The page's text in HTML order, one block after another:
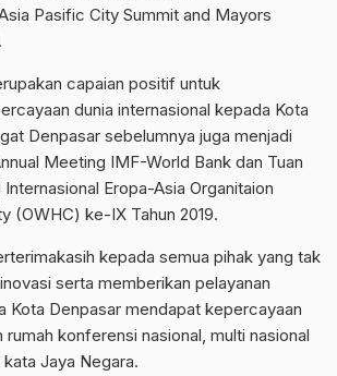
Pasific City Summit and Mayors
capaian positif untuk
dunia internasional kepada Kota
Denpasar sebelumnya juga menjadi
Meeting IMF-World Bank dan Tuan
Eropa-Asia Organitaion
(OWHC) ke-IX Tahun 2019.
kepada semua pihak yang tak
serta memberikan pelayanan
Kota Denpasar mendapat kepercayaan
rumah konferensi nasional, multi nasional
Jaya Negara.